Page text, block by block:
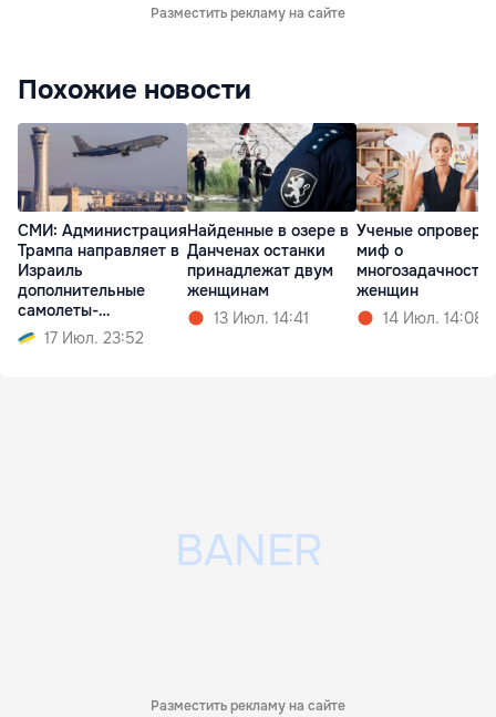
Разместить рекламу на сайте
Похожие новости
СМИ: Администрация
Трампа направляет в
Израиль
дополнительные
самолеты-
заправщики
17 Июл. 23:52
Найденные в озере в
Данченах останки
принадлежат двум
женщинам
13 Июл. 14:41
Ученые
миф о
многозадачности
женщин
14 Июл. 14:08
Разместить рекламу на сайте